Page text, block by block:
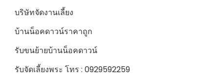
บริษัทจัดงานเลี้ยง
บ้านน็อคดาวน์ราคาถูก
รับขนย้ายบ้านน็อคดาวน์
รับจัดเลี้ยงพระ โทร : 0929592259